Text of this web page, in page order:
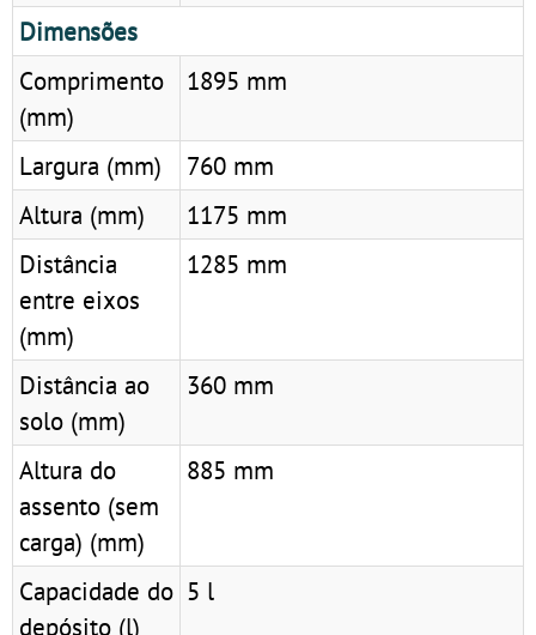
Dimensões
Comprimento
(mm)
1895 mm
Largura (mm)
760 mm
Altura (mm)
1175 mm
Distância
entre eixos
(mm)
1285 mm
Distância ao
solo (mm)
360 mm
Altura do
assento (sem
carga) (mm)
885 mm
Capacidade do
depósito (l)
5 l